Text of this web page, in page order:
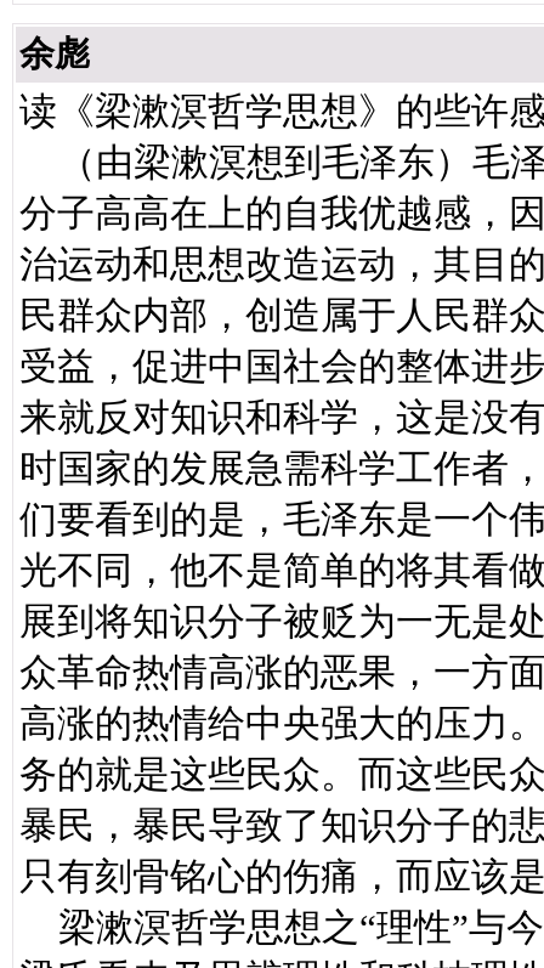
余彪
读《梁漱溟哲学思想》的些许
（由梁漱溟想到毛泽东）毛
分子高高在上的自我优越感，
治运动和思想改造运动，其目
民群众内部，创造属于人民群
受益，促进中国社会的整体进
来就反对知识和科学，这是没
时国家的发展急需科学工作者
们要看到的是，毛泽东是一个
光不同，他不是简单的将其看
展到将知识分子被贬为一无是
众革命热情高涨的恶果，一方
高涨的热情给中央强大的压力
务的就是这些民众。而这些民
暴民，暴民导致了知识分子的
只有刻骨铭心的伤痛，而应该
梁漱溟哲学思想之“理性”与